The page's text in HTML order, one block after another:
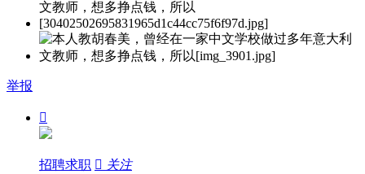
举报

招聘求职  关注